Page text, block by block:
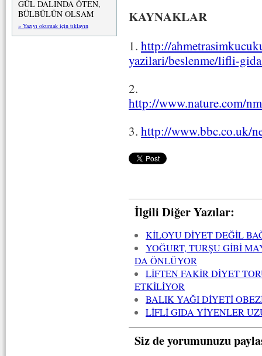
GÜL DALINDA ÖTEN,
BÜLBÜLÜN OLSAM
» Yazıyı okumak için tıklayın
KAYNAKLAR
1. http://
yazilari/beslenme/lifli-
2.
http://www.nature.com/
3. http://www.bbc.co.uk/
İlgili Diğer Yazılar:
KİLOYU DİYET DEĞİL
YOĞURT, TURŞU GİBİ
DA ÖNLÜYOR
LİFTEN FAKİR DİYET
ETKİLİYOR
BALIK YAĞI DİYETİ
LİFLİ GIDA YİYENLER
Siz de yorumunuzu